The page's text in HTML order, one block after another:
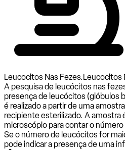
Leucocitos Nas Fezes.Leucocitos
A pesquisa de leucócitos nas
presença de leucócitos (glóbulos
é realizado a partir de uma
recipiente esterilizado. A amostra
microscópio para contar o
Se o número de leucócitos for
pode indicar a presença de uma